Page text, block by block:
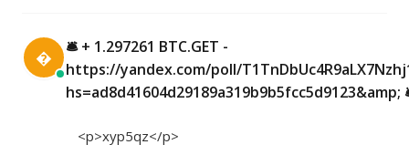

🛎 + 1.297261 BTC.GET -
https://yandex.com/poll/
hs=ad8d41604d29189a319b9b5fcc5d9123&amp;
<p>xyp5qz</p>